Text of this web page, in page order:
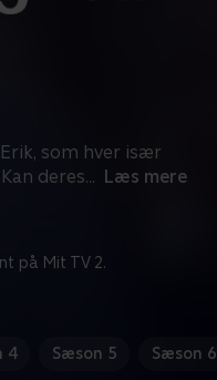
som hver især
deres... Læs mere
på Mit TV 2.
4 Sæson 5 Sæson 6